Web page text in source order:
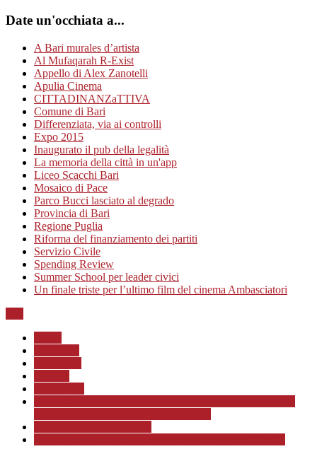
Date un'occhiata a...
A Bari murales d’artista
Al Mufaqarah R-Exist
Appello di Alex Zanotelli
Apulia Cinema
CITTADINANZaTTIVA
Comune di Bari
Differenziata, via ai controlli
Expo 2015
Inaugurato il pub della legalità
La memoria della città in un'app
Liceo Scacchi Bari
Mosaico di Pace
Parco Bucci lasciato al degrado
Provincia di Bari
Regione Puglia
Riforma del finanziamento dei partiti
Servizio Civile
Spending Review
Summer School per leader civici
Un finale triste per l’ultimo film del cinema Ambasciatori